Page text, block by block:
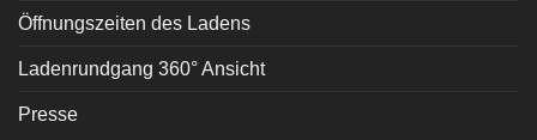
Öffnungszeiten des Ladens
Ladenrundgang 360° Ansicht
Presse